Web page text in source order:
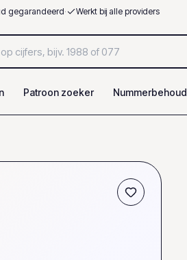
gegarandeerd· Werkt bij alle providers
Patroon zoeker Nummerbehoud